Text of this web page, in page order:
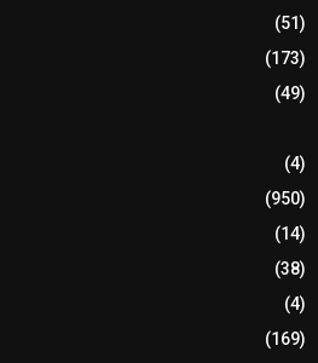
(51)
(173)
(49)
(4)
(950)
(14)
(38)
(4)
(169)